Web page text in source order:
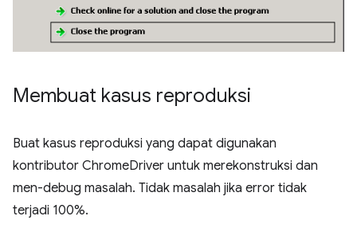
Membuat kasus reproduksi
Buat kasus reproduksi yang dapat digunakan
kontributor ChromeDriver untuk merekonstruksi dan
men-debug masalah. Tidak masalah jika error tidak
terjadi 100%.